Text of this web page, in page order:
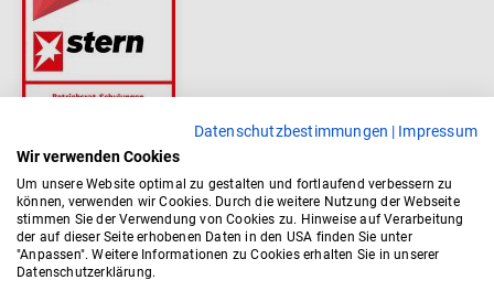
Datenschutzbestimmungen | Impressum
Wir verwenden Cookies
Um unsere Website optimal zu gestalten und fortlaufend verbessern zu
können, verwenden wir Cookies. Durch die weitere Nutzung der Webseite
stimmen Sie der Verwendung von Cookies zu. Hinweise auf Verarbeitung
der auf dieser Seite erhobenen Daten in den USA finden Sie unter
"Anpassen". Weitere Informationen zu Cookies erhalten Sie in unserer
Datenschutzerklärung.